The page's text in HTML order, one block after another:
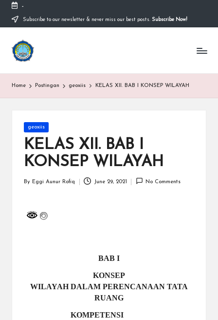
content
-
Subscribe to our newsletter & never miss our best posts. Subscribe Now!
S
M
A
S
Sekolah
Nasional
Ahlussunnah
Wal
Home Postingan geoxiis KELAS XII. BAB I KONSEP WILAYAH
Posted
in
geoxiis
KELAS XII. BAB I
KONSEP WILAYAH
Posted
By Eggi Aunur Rofiq June 29, 2021 No Comments
BAB I
KONSEP
WILAYAH DALAM PERENCANAAN TATA
RUANG
KOMPETENSI